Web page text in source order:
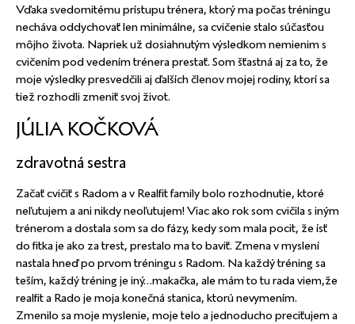
Vďaka svedomitému prístupu trénera, ktorý ma počas tréningu
necháva oddychovať len minimálne, sa cvičenie stalo súčasťou
môjho života. Napriek už dosiahnutým výsledkom nemienim s
cvičením pod vedením trénera prestať. Som šťastná aj za to, že
moje výsledky presvedčili aj ďalších členov mojej rodiny, ktorí sa
tiež rozhodli zmeniť svoj život.
JÚLIA KOČKOVÁ
zdravotná sestra
Začať cvičiť s Radom a v Realfit family bolo rozhodnutie, ktoré
neľutujem a ani nikdy neoľutujem! Viac ako rok som cvičila s iným
trénerom a dostala som sa do fázy, kedy som mala pocit, že ísť
do fitka je ako za trest, prestalo ma to baviť. Zmena v myslení
nastala hneď po prvom tréningu s Radom. Na každý tréning sa
teším, každý tréning je iný…makačka, ale mám to tu rada viem,že
realfit a Rado je moja konečná stanica, ktorú nevymením.
Zmenilo sa moje myslenie, moje telo a jednoducho preciťujem a